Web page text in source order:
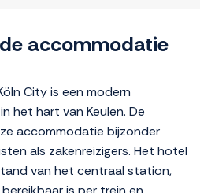
accommodatie
City is een modern
het hart van Keulen. De
accommodatie bijzonder
als zakenreizigers. Het hotel
van het centraal station,